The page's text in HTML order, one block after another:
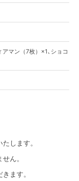
マン（7枚）×1､ショコ
します。
ん。
ます。